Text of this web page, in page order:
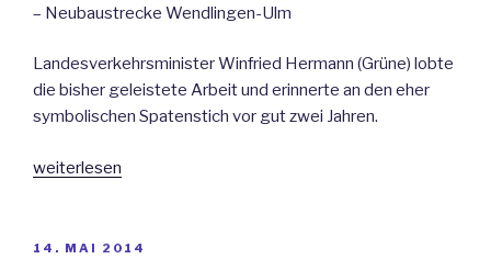
– Neubaustrecke Wendlingen-Ulm
Landesverkehrsminister Winfried Hermann (Grüne) lobte
die bisher geleistete Arbeit und erinnerte an den eher
symbolischen Spatenstich vor gut zwei Jahren.
„Hermann
Bund
weiterlesen
VERÖFFENTLICHT
14. MAI 2014